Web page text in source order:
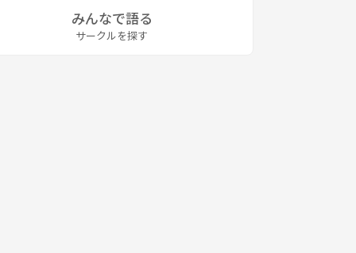
みんなで語る
サークルを探す